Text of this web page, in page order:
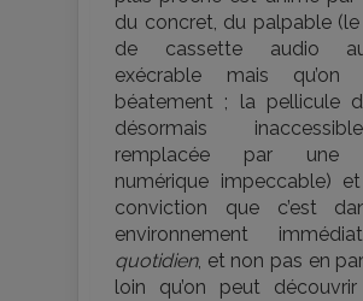
du concret, du palpable
de cassette audio
exécrable mais qu’on
béatement ; la pellicule
désormais
remplacée par une
numérique impeccable)
conviction que c’est
environnement
quotidien, et non pas en
loin qu’on peut